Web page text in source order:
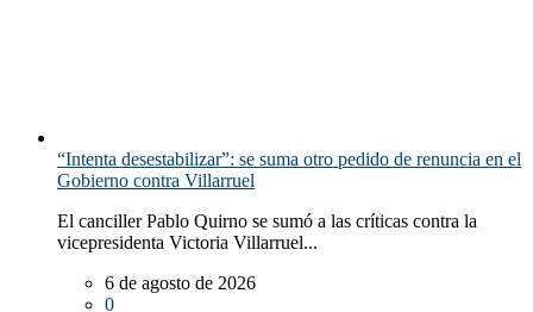
“Intenta desestabilizar”: se suma otro pedido de renuncia en el
Gobierno contra Villarruel
El canciller Pablo Quirno se sumó a las críticas contra la
vicepresidenta Victoria Villarruel...
6 de agosto de 2026
0